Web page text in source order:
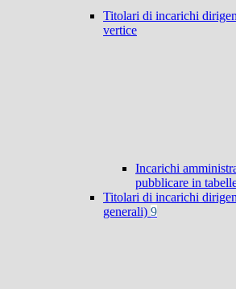
Titolari di incarichi
vertice
Incarichi
pubblicare in
Titolari di incarichi
generali) 9